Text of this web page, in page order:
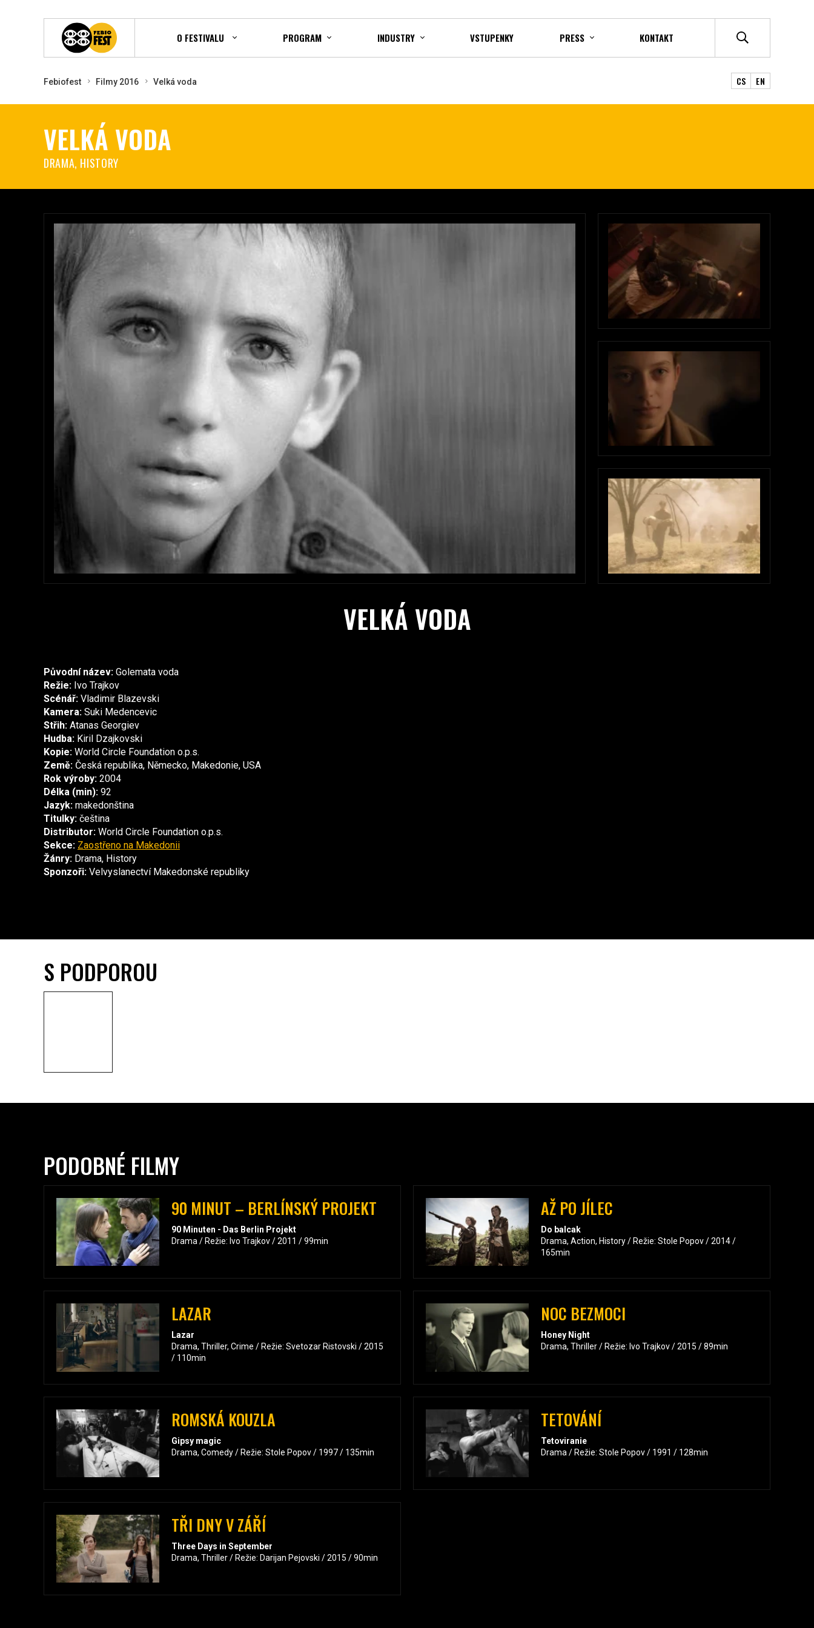
O FESTIVALU PROGRAM INDUSTRY VSTUPENKY PRESS KONTAKT
Febiofest Filmy 2016 Velká voda CS EN
VELKÁ VODA
DRAMA, HISTORY
VELKÁ VODA
Původní název: Golemata voda
Režie: Ivo Trajkov
Scénář: Vladimir Blazevski
Kamera: Suki Medencevic
Střih: Atanas Georgiev
Hudba: Kiril Dzajkovski
Kopie: World Circle Foundation o.p.s.
Země: Česká republika, Německo, Makedonie, USA
Rok výroby: 2004
Délka (min): 92
Jazyk: makedonština
Titulky: čeština
Distributor: World Circle Foundation o.p.s.
Sekce: Zaostřeno na Makedonii
Žánry: Drama, History
Sponzoři: Velvyslanectví Makedonské republiky
S PODPOROU
PODOBNÉ FILMY
90 MINUT – BERLÍNSKÝ PROJEKT
90 Minuten - Das Berlin Projekt
Drama / Režie: Ivo Trajkov / 2011 / 99min
AŽ PO JÍLEC
Do balcak
Drama, Action, History / Režie: Stole Popov / 2014 /
165min
LAZAR
Lazar
Drama, Thriller, Crime / Režie: Svetozar Ristovski / 2015
/ 110min
NOC BEZMOCI
Honey Night
Drama, Thriller / Režie: Ivo Trajkov / 2015 / 89min
ROMSKÁ KOUZLA
Gipsy magic
Drama, Comedy / Režie: Stole Popov / 1997 / 135min
TETOVÁNÍ
Tetoviranie
Drama / Režie: Stole Popov / 1991 / 128min
TŘI DNY V ZÁŘÍ
Three Days in September
Drama, Thriller / Režie: Darijan Pejovski / 2015 / 90min